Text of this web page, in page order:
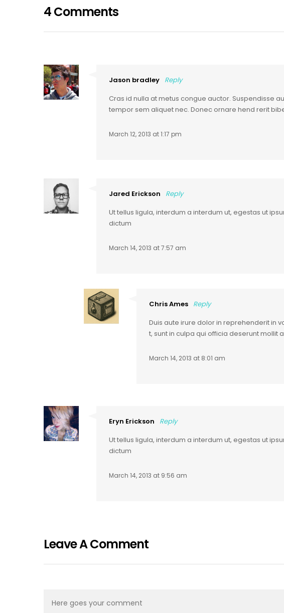
4 Comments
Jason bradley Reply
Cras id nulla at metus congue auctor. Suspendisse
tempor sem aliquet nec. Donec ornare hend rerit
March 12, 2013 at 1:17 pm
Jared Erickson
Reply
Ut tellus ligula, interdum a interdum ut, egestas ut
dictum
March 14, 2013 at 7:57 am
Chris Ames Reply
Duis aute irure dolor in reprehenderit in
t, sunt in culpa qui officia deserunt mollit
March 14, 2013 at 8:01 am
Eryn Erickson
Reply
Ut tellus ligula, interdum a interdum ut, egestas ut
dictum
March 14, 2013 at 9:56 am
Leave A Comment